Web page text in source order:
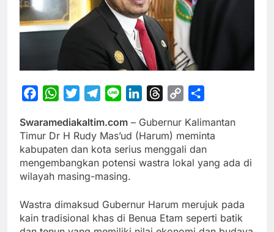
FacebookWhatsApp
TwitterTelegram
Line LinkedInThreads
Copy
Swaramediakaltim.com – Gubernur Kalimantan
Timur Dr H Rudy Mas’ud (Harum) meminta
kabupaten dan kota serius menggali dan
mengembangkan potensi wastra lokal yang ada di
wilayah masing-masing.
Wastra dimaksud Gubernur Harum merujuk pada
kain tradisional khas di Benua Etam seperti batik